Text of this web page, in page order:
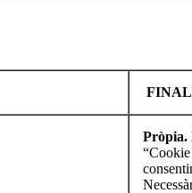
Pròpia.
“Cookie